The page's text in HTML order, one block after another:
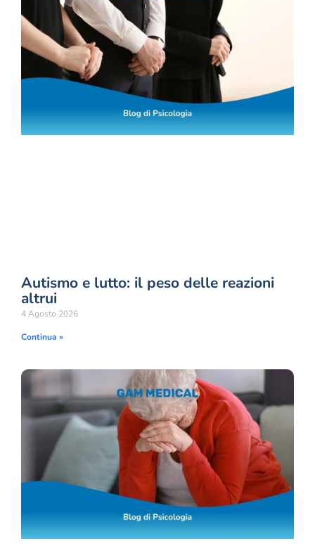
Autismo e lutto: il peso delle reazioni
altrui
4 Agosto 2026
Continua »